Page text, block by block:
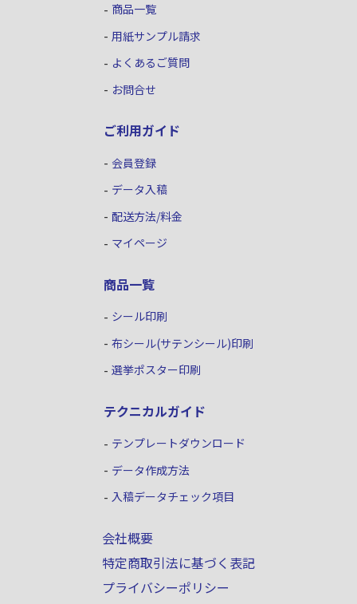
商品一覧
用紙サンプル請求
よくあるご質問
お問合せ
ご利用ガイド
会員登録
データ入稿
配送方法/料金
マイページ
商品一覧
シール印刷
布シール(サテンシール)印刷
選挙ポスター印刷
テクニカルガイド
テンプレートダウンロード
データ作成方法
入稿データチェック項目
会社概要
特定商取引法に基づく表記
プライバシーポリシー